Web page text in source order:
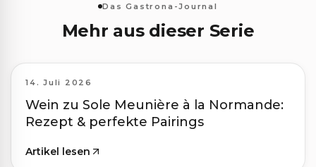
Das Gastrona-Journal
Mehr aus dieser Serie
14. Juli 2026
Wein zu Sole Meunière à la Normande:
Rezept & perfekte Pairings
Artikel lesen